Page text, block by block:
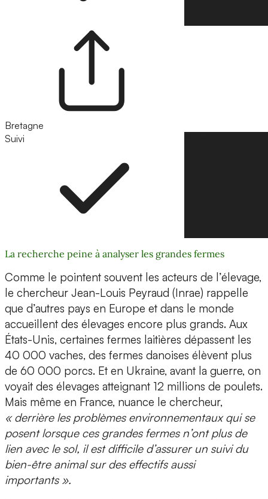
Bretagne
Suivi
La recherche peine à analyser les grandes fermes
Comme le pointent souvent les acteurs de l’élevage,
le chercheur Jean-Louis Peyraud (Inrae) rappelle
que d’autres pays en Europe et dans le monde
accueillent des élevages encore plus grands. Aux
États-Unis, certaines fermes laitières dépassent les
40 000 vaches, des fermes danoises élèvent plus
de 60 000 porcs. Et en Ukraine, avant la guerre, on
voyait des élevages atteignant 12 millions de poulets.
Mais même en France, nuance le chercheur,
« derrière les problèmes environnementaux qui se
posent lorsque ces grandes fermes n’ont plus de
lien avec le sol, il est difficile d’assurer un suivi du
bien-être animal sur des effectifs aussi
importants ».